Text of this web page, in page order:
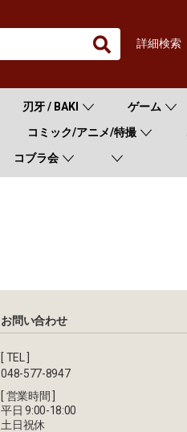
詳細検索
刃牙 / BAKI ゲーム
コミック/アニメ/特撮
コブラ会
お問い合わせ
[ TEL ]
048-577-8947
[ 営業時間 ]
平日 9:00-18:00
土日祝休